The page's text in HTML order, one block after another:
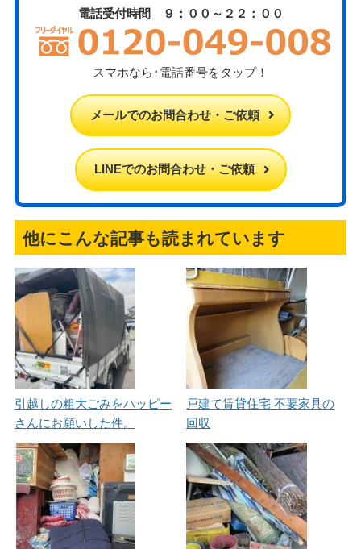
電話受付時間 ９：００～２２：００
スマホなら↑電話番号をタップ！
メールでのお問合わせ・ご依頼
LINEでのお問合わせ・ご依頼
他にこんな記事も読まれています
引越しの粗大ごみをハッピー
さんにお願いした件。
戸建て賃貸住宅 不要家具の
回収